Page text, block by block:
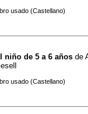
usado (Castellano)
niño de 5 a 6 años de
usado (Castellano)